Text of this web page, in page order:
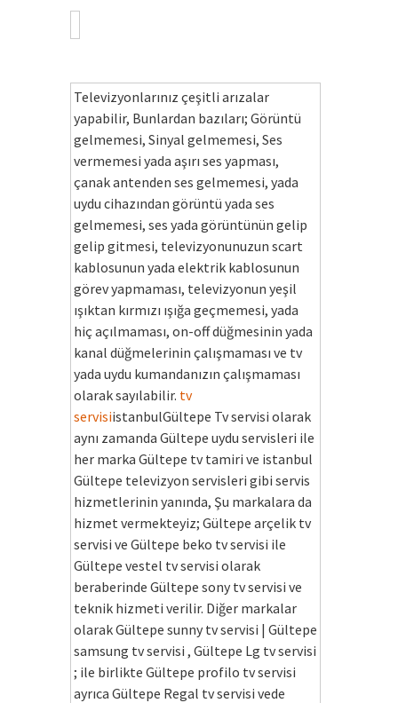
Televizyonlarınız çeşitli arızalar
yapabilir, Bunlardan bazıları; Görüntü
gelmemesi, Sinyal gelmemesi, Ses
vermemesi yada aşırı ses yapması,
çanak antenden ses gelmemesi, yada
uydu cihazından görüntü yada ses
gelmemesi, ses yada görüntünün gelip
gelip gitmesi, televizyonunuzun scart
kablosunun yada elektrik kablosunun
görev yapmaması, televizyonun yeşil
ışıktan kırmızı ışığa geçmemesi, yada
hiç açılmaması, on-off düğmesinin yada
kanal düğmelerinin çalışmaması ve tv
yada uydu kumandanızın çalışmaması
olarak sayılabilir. tv
servisiistanbulGültepe Tv servisi olarak
aynı zamanda Gültepe uydu servisleri ile
her marka Gültepe tv tamiri ve istanbul
Gültepe televizyon servisleri gibi servis
hizmetlerinin yanında, Şu markalara da
hizmet vermekteyiz; Gültepe arçelik tv
servisi ve Gültepe beko tv servisi ile
Gültepe vestel tv servisi olarak
beraberinde Gültepe sony tv servisi ve
teknik hizmeti verilir. Diğer markalar
olarak Gültepe sunny tv servisi | Gültepe
samsung tv servisi , Gültepe Lg tv servisi
; ile birlikte Gültepe profilo tv servisi
ayrıca Gültepe Regal tv servisi vede